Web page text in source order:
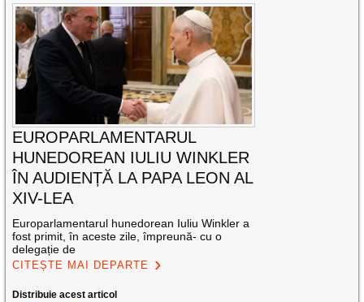
EUROPARLAMENTARUL
HUNEDOREAN IULIU WINKLER
ÎN AUDIENȚĂ LA PAPA LEON AL
XIV-LEA
Europarlamentarul hunedorean Iuliu Winkler a
fost primit, în aceste zile, împreună- cu o
delegație de
CITEȘTE MAI DEPARTE
Distribuie acest articol